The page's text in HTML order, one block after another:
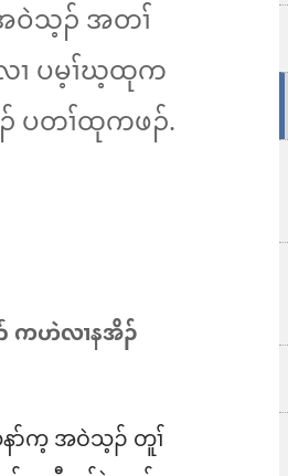
ဝဲသ့ၣ်​ အတၢ်
ၢ ပမ့ၢ်ဃ့ထုက
ပတၢ်ထုကဖၣ်.
ကဟဲလၢနအိၣ်
ာ်က့ အဝဲသ့ၣ်​ တူၢ်